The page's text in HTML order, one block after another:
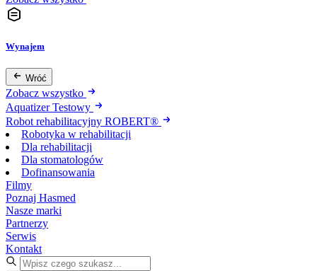
Wynajem
Wróć
Zobacz wszystko
Aquatizer Testowy
Robot rehabilitacyjny ROBERT®
Robotyka w rehabilitacji
Dla rehabilitacji
Dla stomatologów
Dofinansowania
Filmy
Poznaj Hasmed
Nasze marki
Partnerzy
Serwis
Kontakt